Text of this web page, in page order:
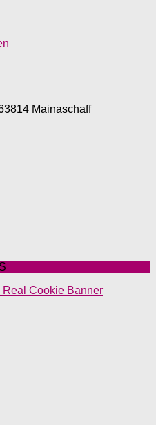
Mainaschaff
Cookie Banner